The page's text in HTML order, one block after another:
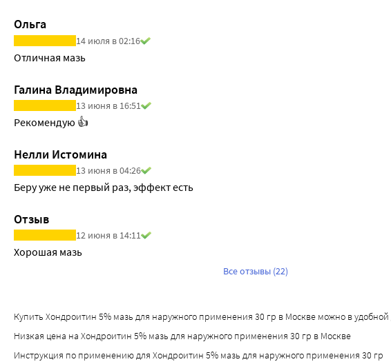
Ольга
14 июля в 02:16
Отличная мазь
Галина Владимировна
13 июня в 16:51
Рекомендую 👍
Нелли Истомина
13 июня в 04:26
Беру уже не первый раз, эффект есть
Отзыв
12 июня в 14:11
Хорошая мазь
Все отзывы (22)
Купить Хондроитин 5% мазь для наружного применения 30 гр в Москве можно в удобной
Низкая цена на Хондроитин 5% мазь для наружного применения 30 гр в Москве
Инструкция по применению для Хондроитин 5% мазь для наружного применения 30 гр